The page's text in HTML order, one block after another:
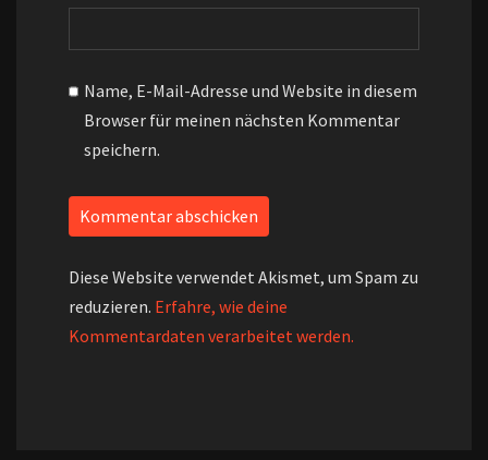
Name, E-Mail-Adresse und Website in diesem
Browser für meinen nächsten Kommentar
speichern.
Diese Website verwendet Akismet, um Spam zu
reduzieren. Erfahre, wie deine
Kommentardaten verarbeitet werden.